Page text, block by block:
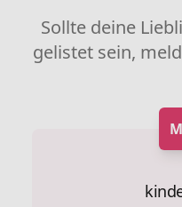
Sollte deine
gelistet sein,